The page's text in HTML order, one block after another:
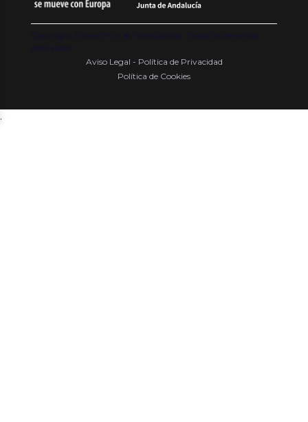
Copyright {{ date('Y') }} ® Franquishop. Todos los derechos
reservados
Aviso Legal - Política de Privacidad
Política de Cookies
.